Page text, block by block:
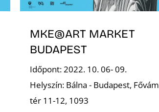
MKE@ART MARKET
BUDAPEST
Időpont: 2022. 10. 06- 09.
Helyszín: Bálna - Budapest, Fővám
tér 11-12, 1093